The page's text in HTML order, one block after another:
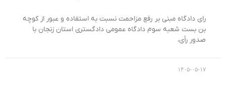
رای دادگاه مبنی بر رفع مزاحمت نسبت به استفاده و عبور از کوچه
بن بست شعبه سوم دادگاه عمومی دادگستری استان زنجان با
صدور رأی،
۱۴۰۵-۰۵-۱۷